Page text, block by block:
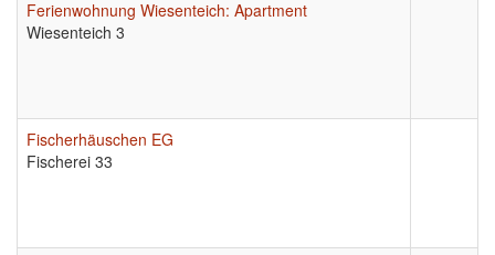
Ferienwohnung Wiesenteich: Apartment
Wiesenteich 3
Fischerhäuschen EG
Fischerei 33